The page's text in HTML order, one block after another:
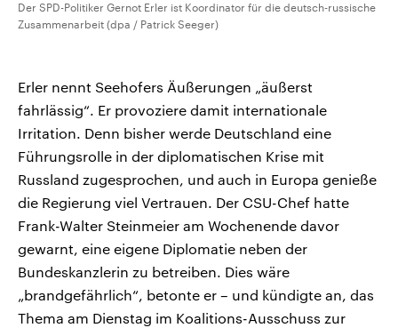
Der SPD-Politiker Gernot Erler ist Koordinator für die deutsch-russische
Zusammenarbeit (dpa / Patrick Seeger)
Erler nennt Seehofers Äußerungen „äußerst
fahrlässig“. Er provoziere damit internationale
Irritation. Denn bisher werde Deutschland eine
Führungsrolle in der diplomatischen Krise mit
Russland zugesprochen, und auch in Europa genieße
die Regierung viel Vertrauen. Der CSU-Chef hatte
Frank-Walter Steinmeier am Wochenende davor
gewarnt, eine eigene Diplomatie neben der
Bundeskanzlerin zu betreiben. Dies wäre
„brandgefährlich“, betonte er – und kündigte an, das
Thema am Dienstag im Koalitions-Ausschuss zur